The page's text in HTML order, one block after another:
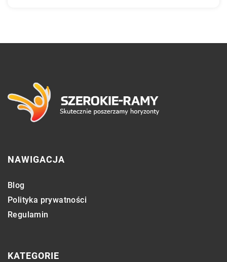
NAWIGACJA
Blog
Polityka prywatności
Regulamin
KATEGORIE